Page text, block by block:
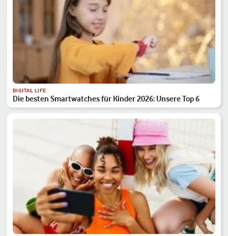
DIGITAL LIFE
Die besten Smartwatches für Kinder 2026: Unsere Top 6